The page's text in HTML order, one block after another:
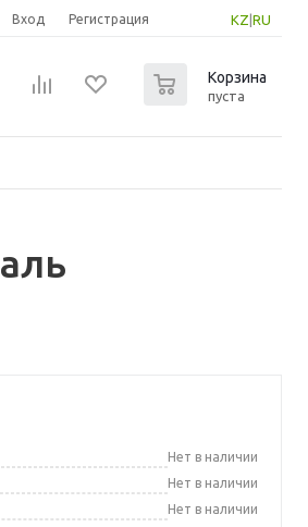
KZ RU
Вход Регистрация
Корзина
пуста
Нет в наличии
Нет в наличии
Нет в наличии